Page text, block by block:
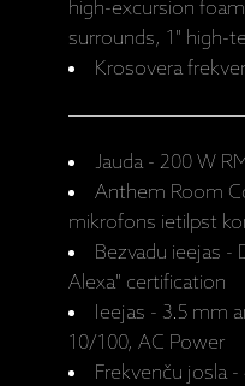
high-excursion
surrounds, 1" high-
Krosovera
Jauda - 200 W
Anthem Room
mikrofons ietilpst
Bezvadu ieejas -
Alexa" certification
Ieejas - 3.5 mm
10/100, AC Power
Frekvenču josla